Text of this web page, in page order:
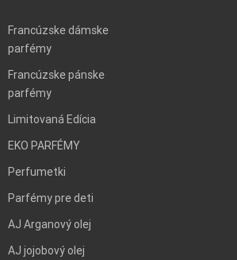
Francúzske dámske
parfémy
Francúzske pánske
parfémy
Limitovaná Edícia
EKO PARFÉMY
Perfumetki
Parfémy pre deti
AJ Arganový olej
AJ jojobový olej